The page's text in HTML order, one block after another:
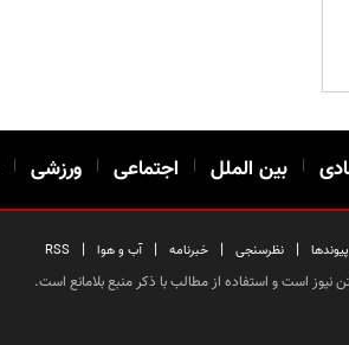
| بین الملل | اجتماعی | ورزشی |
پیوندها | نظرسنجی | خبرنامه | آب و هوا |
RSS
است و استفاده از مطالب با ذکر منبع بلامانع است.